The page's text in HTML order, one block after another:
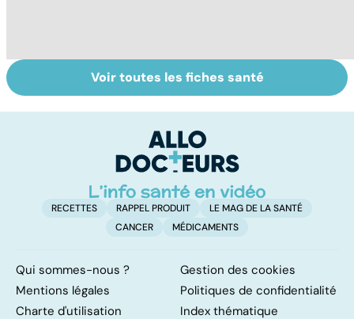
Tout savoir sur
les infections
Inflammation des
amygdales : que
d'angine ?
Voir toutes les fiches santé
RECETTES RAPPEL PRODUIT
LE MAG DE LA SANTÉ
CANCER
MÉDICAMENTS
Qui sommes-nous ?
Gestion des cookies
Mentions légales
Politiques de confidentialité
Charte d'utilisation
Index thématique